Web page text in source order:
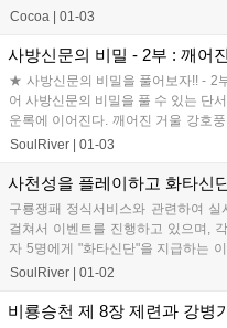
일, 정식 서비스되...
Cocoa 01-03
사방신문의 비밀 - 2부 : 깨어
★ 사방신문의 비밀을 풀어보자!! - 2
어 사방신문의 비밀을 풀 수 있는 단
운록에 이어진다. 깨어진 거울 강호
캐릭터로 수행했...
SoulRiver 01-03
사천성을 플레이하고 화타신
구룡쟁패 정식서비스와 관련하여
걸쳐서 이벤트를 진행하고 있으며,
자 5명에게 "화타신단"을 지급하는
비...
SoulRiver 01-02
비룡승천 제 8장 제련과 강병